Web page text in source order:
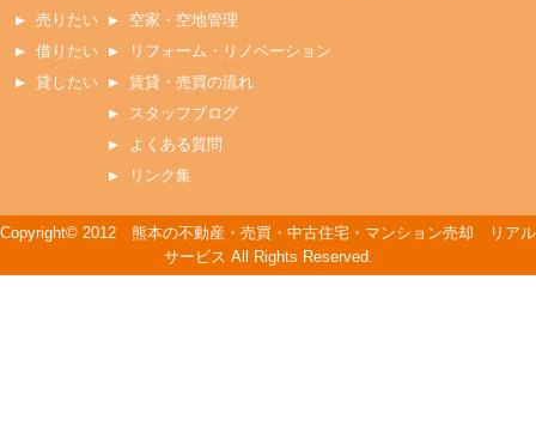
売りたい
借りたい
貸したい
空家・空地管理
リフォーム・リノベーション
賃貸・売買の流れ
スタッフブログ
よくある質問
リンク集
Copyright© 2012 熊本の不動産・売買・中古住宅・マンション売却 リアル
サービス All Rights Reserved.